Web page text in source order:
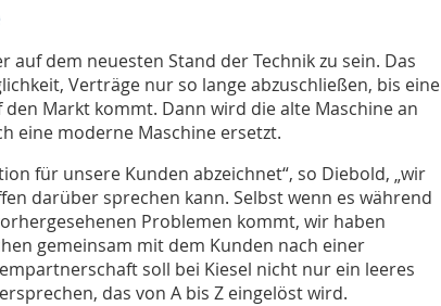
auf dem neuesten Stand der Technik zu sein. Das
Verträge nur so lange abzuschließen, bis eine
Markt kommt. Dann wird die alte Maschine an
eine moderne Maschine ersetzt.
für unsere Kunden abzeichnet“, so Diebold, „wir
darüber sprechen kann. Selbst wenn es während
Problemen kommt, wir haben
gemeinsam mit dem Kunden nach einer
soll bei Kiesel nicht nur ein leeres
das von A bis Z eingelöst wird.